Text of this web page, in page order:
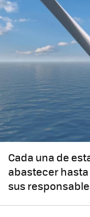
Cada una de
abastecer
sus